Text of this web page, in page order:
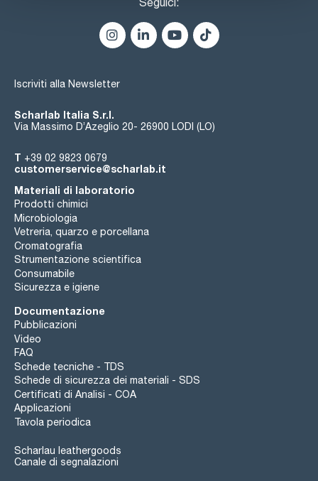
Iscriviti alla Newsletter
Scharlab Italia S.r.l.
Via Massimo D’Azeglio 20- 26900 LODI (LO)
T +39 02 9823 0679
customerservice@scharlab.it
Materiali di laboratorio
Prodotti chimici
Microbiologia
Vetreria, quarzo e porcellana
Cromatografia
Strumentazione scientifica
Consumabile
Sicurezza e igiene
Documentazione
Pubblicazioni
Video
FAQ
Schede tecniche - TDS
Schede di sicurezza dei materiali - SDS
Certificati di Analisi - COA
Applicazioni
Tavola periodica
Scharlau leathergoods
Canale di segnalazioni